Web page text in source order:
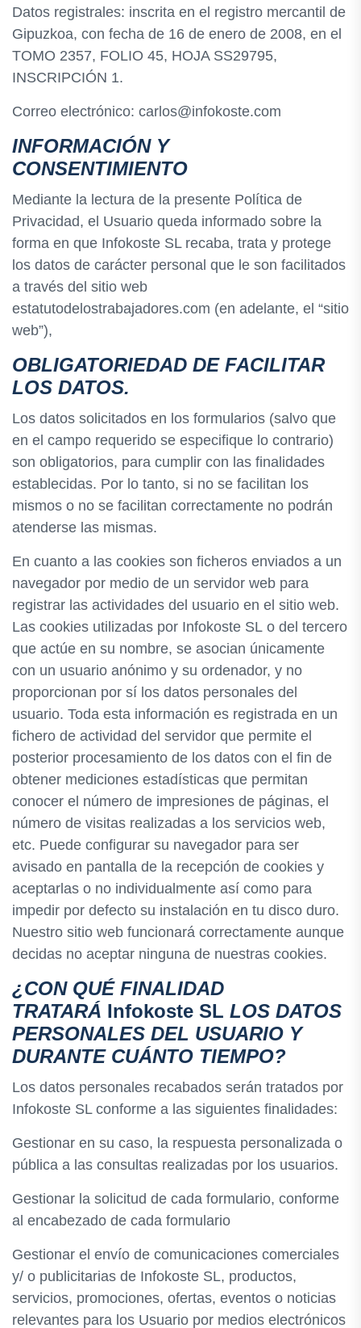
Datos registrales: inscrita en el registro mercantil de
Gipuzkoa, con fecha de 16 de enero de 2008, en el
TOMO 2357, FOLIO 45, HOJA SS29795,
INSCRIPCIÓN 1.
Correo electrónico: carlos@infokoste.com
INFORMACIÓN Y
CONSENTIMIENTO
Mediante la lectura de la presente Política de
Privacidad, el Usuario queda informado sobre la
forma en que Infokoste SL recaba, trata y protege
los datos de carácter personal que le son facilitados
a través del sitio web
estatutodelostrabajadores.com (en adelante, el “sitio
web”),
OBLIGATORIEDAD DE FACILITAR
LOS DATOS.
Los datos solicitados en los formularios (salvo que
en el campo requerido se especifique lo contrario)
son obligatorios, para cumplir con las finalidades
establecidas. Por lo tanto, si no se facilitan los
mismos o no se facilitan correctamente no podrán
atenderse las mismas.
En cuanto a las cookies son ficheros enviados a un
navegador por medio de un servidor web para
registrar las actividades del usuario en el sitio web.
Las cookies utilizadas por Infokoste SL o del tercero
que actúe en su nombre, se asocian únicamente
con un usuario anónimo y su ordenador, y no
proporcionan por sí los datos personales del
usuario. Toda esta información es registrada en un
fichero de actividad del servidor que permite el
posterior procesamiento de los datos con el fin de
obtener mediciones estadísticas que permitan
conocer el número de impresiones de páginas, el
número de visitas realizadas a los servicios web,
etc. Puede configurar su navegador para ser
avisado en pantalla de la recepción de cookies y
aceptarlas o no individualmente así como para
impedir por defecto su instalación en tu disco duro.
Nuestro sitio web funcionará correctamente aunque
decidas no aceptar ninguna de nuestras cookies.
¿CON QUÉ FINALIDAD
TRATARÁ Infokoste SL LOS DATOS
PERSONALES DEL USUARIO Y
DURANTE CUÁNTO TIEMPO?
Los datos personales recabados serán tratados por
Infokoste SL conforme a las siguientes finalidades:
Gestionar en su caso, la respuesta personalizada o
pública a las consultas realizadas por los usuarios.
Gestionar la solicitud de cada formulario, conforme
al encabezado de cada formulario
Gestionar el envío de comunicaciones comerciales
y/ o publicitarias de Infokoste SL, productos,
servicios, promociones, ofertas, eventos o noticias
relevantes para los Usuario por medios electrónicos